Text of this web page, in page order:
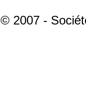
© 2007 -